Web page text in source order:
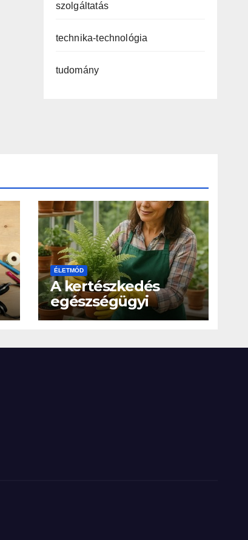
szolgáltatás
technika-technológia
tudomány
ÉLETMÓD
A kertészkedés
egészségügyi
hatásai